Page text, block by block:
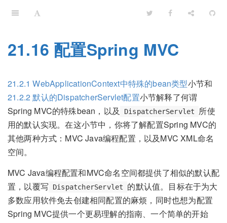
21.16 配置Spring MVC
21.2.1 WebApplicationContext中特殊的bean类型小节和
21.2.2 默认的DispatcherServlet配置小节解释了何谓
Spring MVC的特殊bean，以及
DispatcherServlet
所使
用的默认实现。在这小节中，你将了解配置Spring MVC的
其他两种方式：MVC Java编程配置，以及MVC XML命名
空间。
MVC Java编程配置和MVC命名空间都提供了相似的默认配
置，以覆写
DispatcherServlet
的默认值。目标在于为大
多数应用软件免去创建相同配置的麻烦，同时也想为配置
Spring MVC提供一个更易理解的指南、一个简单的开始